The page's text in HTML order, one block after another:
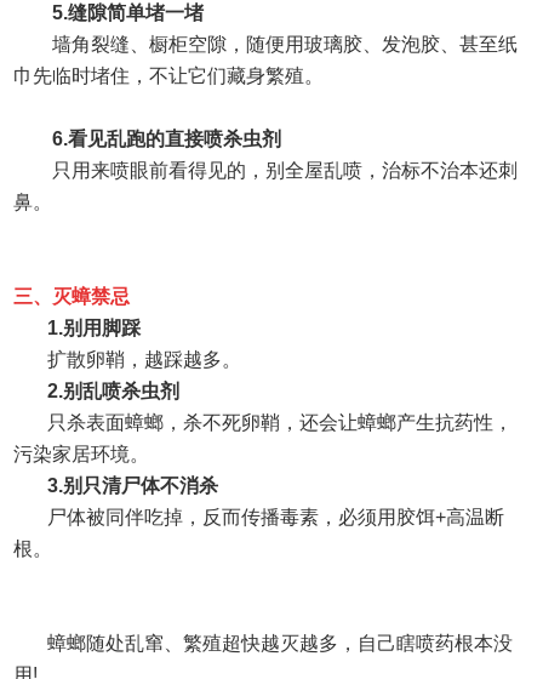
5.缝隙简单堵一堵
墙角裂缝、橱柜空隙，随便用玻璃胶、发泡胶、甚至纸
巾先临时堵住，不让它们藏身繁殖。
6.看见乱跑的直接喷杀虫剂
只用来喷眼前看得见的，别全屋乱喷，治标不治本还刺
鼻。
三、
灭蟑禁忌
1.别用脚踩
扩散卵鞘，越踩越多。
2.别乱喷杀虫剂
只杀表面蟑螂，杀不死卵鞘，还会让蟑螂产生抗药性，
污染家居环境。
3.别只清尸体不消杀
尸体被同伴吃掉，反而传播毒素，必须用胶饵+高温断
根。
蟑螂随处乱窜、繁殖超快越灭越多，自己瞎喷药根本没
用 !